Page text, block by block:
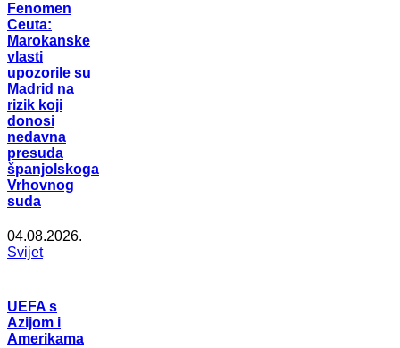
Fenomen
Ceuta:
Marokanske
vlasti
upozorile su
Madrid na
rizik koji
donosi
nedavna
presuda
španjolskoga
Vrhovnog
suda
04.08.2026.
Svijet
UEFA s
Azijom i
Amerikama